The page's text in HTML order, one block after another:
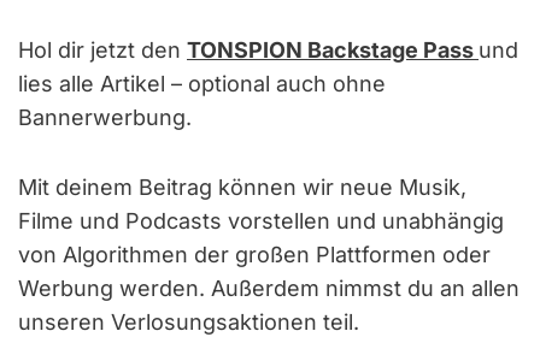
Hol dir jetzt den TONSPION Backstage Pass und
lies alle Artikel – optional auch ohne
Bannerwerbung.
Mit deinem Beitrag können wir neue Musik,
Filme und Podcasts vorstellen und unabhängig
von Algorithmen der großen Plattformen oder
Werbung werden. Außerdem nimmst du an allen
unseren Verlosungsaktionen teil.